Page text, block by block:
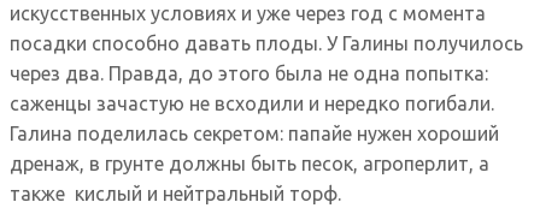
искусственных условиях и уже через год с момента
посадки способно давать плоды. У Галины получилось
через два. Правда, до этого была не одна попытка:
саженцы зачастую не всходили и нередко погибали.
Галина поделилась секретом: папайе нужен хороший
дренаж, в грунте должны быть песок, агроперлит, а
также кислый и нейтральный торф.